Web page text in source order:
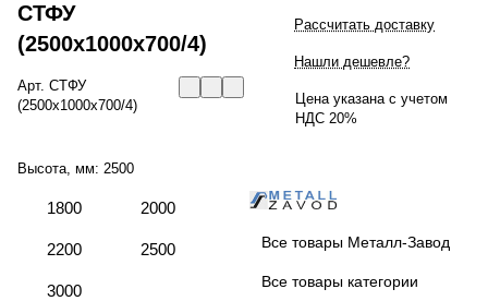
СТФУ
(2500x1000x700/4)
Арт. СТФУ
(2500x1000x700/4)
Высота, мм: 2500
1800 2000
2200 2500
3000
Рассчитать доставку
Нашли дешевле?
Цена указана с учетом
НДС 20%
Все товары Металл-Завод
Все товары категории